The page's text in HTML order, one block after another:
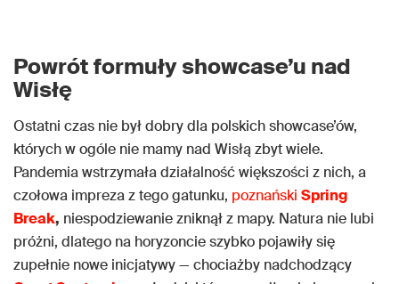
Powrót formuły showcase’u nad
Wisłę
Ostatni czas nie był dobry dla polskich showcase’ów,
których w ogóle nie mamy nad Wisłą zbyt wiele.
Pandemia wstrzymała działalność większości z nich, a
czołowa impreza z tego gatunku, poznański Spring
Break, niespodziewanie zniknął z mapy. Natura nie lubi
próżni, dlatego na horyzoncie szybko pojawiły się
zupełnie nowe inicjatywy — chociażby nadchodzący